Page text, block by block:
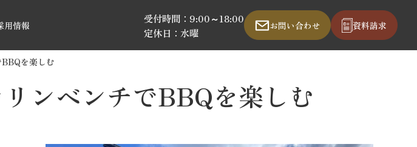
用情報
受付時間：9:00～18:00
定休日：水曜
お問い合わせ 資料請求
を楽しむ
ベンチでBBQを楽しむ